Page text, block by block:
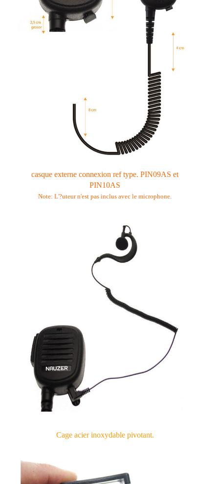
casque externe connexion ref type. PIN09AS et
PIN10AS
Note: L'?uteur n'est pas inclus avec le microphone.
Cage acier inoxydable pivotant.